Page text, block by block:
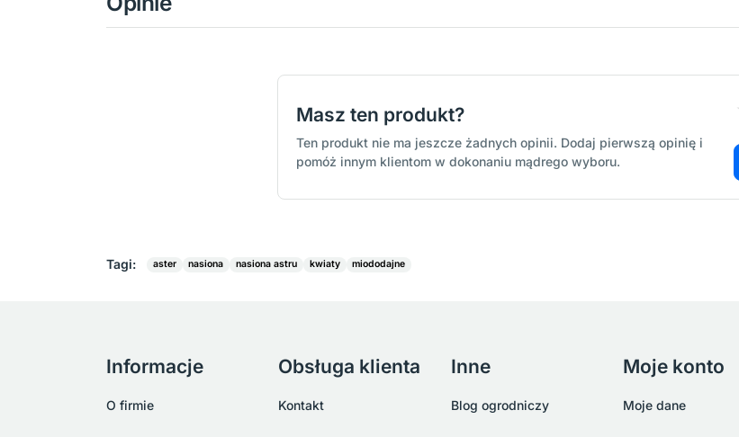
Masz ten produkt?
Ten produkt nie ma jeszcze żadnych opinii. Dodaj pierwszą opinię i
pomóż innym klientom w dokonaniu mądrego wyboru.
Tagi: aster nasiona nasiona astru kwiaty miododajne
Informacje
O firmie
Obsługa klienta
Kontakt
Inne
Blog ogrodniczy
Moje konto
Moje dane